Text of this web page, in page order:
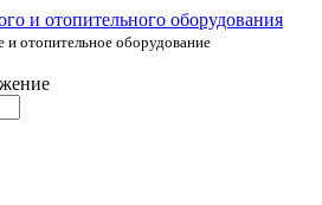
и отопительное оборудование